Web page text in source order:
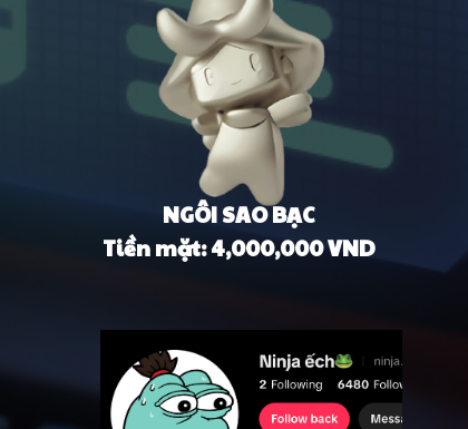
NGÔI SAO BẠC
Tiền mặt: 4,000,000 VND